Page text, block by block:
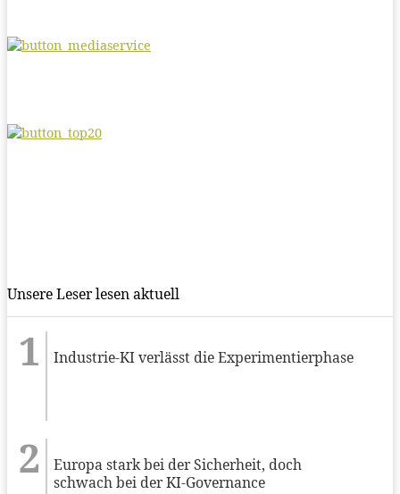
Unsere Leser lesen aktuell
Industrie-KI verlässt die Experimentierphase
Europa stark bei der Sicherheit, doch
schwach bei der KI-Governance